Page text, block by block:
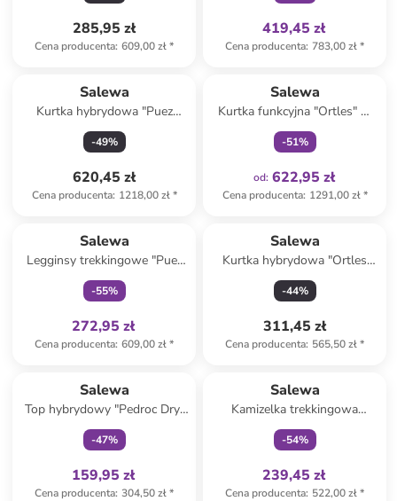
285,95 zł
Cena producenta: 609,00 zł*
419,45 zł
Cena producenta: 783,00 zł*
Salewa
Kurtka hybrydowa "Puez
Powertex" w kolorze khaki
-49%
620,45 zł
Cena producenta: 1218,00 zł*
Salewa
Kurtka funkcyjna "Ortles" w
kolorze czerwonym
-51%
od: 622,95 zł
Cena producenta: 1291,00 zł*
Salewa
Legginsy trekkingowe "Puez
Hemp" w kolorze khaki
-55%
272,95 zł
Cena producenta: 609,00 zł*
Salewa
Kurtka hybrydowa "Ortles
Hybrid Tirolwool®
Responsive" w kolorze
-44%
311,45 zł
Cena producenta: 565,50 zł*
Salewa
Top hybrydowy "Pedroc Dry"
w kolorze szarym
-47%
159,95 zł
Cena producenta: 304,50 zł*
Salewa
Kamizelka trekkingowa
"Pedroc Durastretch Light" w
kolorze czerwonym
-54%
239,45 zł
Cena producenta: 522,00 zł*